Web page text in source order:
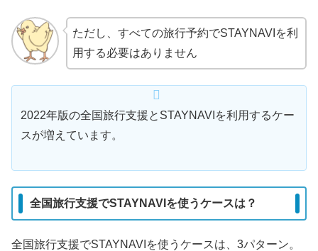
ただし、すべての旅行予約でSTAYNAVIを利
用する必要はありません
2022年版の全国旅行支援とSTAYNAVIを利用するケー
スが増えています。
全国旅行支援でSTAYNAVIを使うケースは？
全国旅行支援でSTAYNAVIを使うケースは、3パターン。